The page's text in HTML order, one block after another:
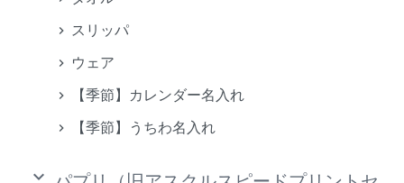
スリッパ
ウェア
【季節】カレンダー名入れ
【季節】うちわ名入れ
keyboard_arrow_down